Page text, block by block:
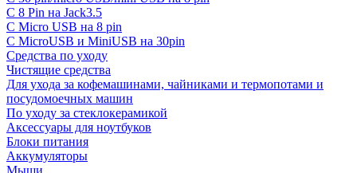
С 8 Pin на Jack3.5
С Micro USB на 8 pin
С MicroUSB и MiniUSB на 30pin
Средства по уходу
Чистящие средства
Для ухода за кофемашинами, чайниками и термопотами и
посудомоечных машин
По уходу за стеклокерамикой
Аксессуары для ноутбуков
Блоки питания
Аккумуляторы
Мыши